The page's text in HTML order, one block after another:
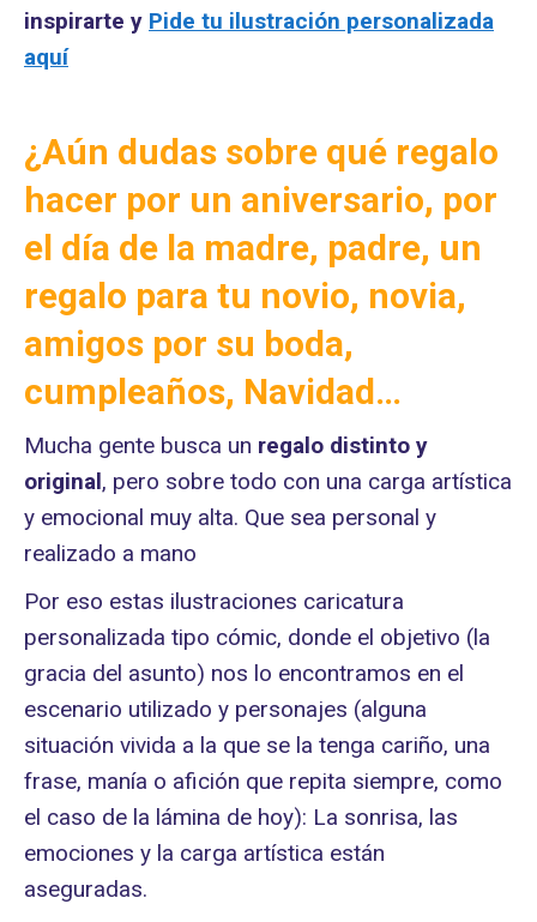
inspirarte y Pide tu ilustración personalizada
aquí
¿Aún dudas sobre qué regalo
hacer por un aniversario, por
el día de la madre, padre, un
regalo para tu novio, novia,
amigos por su boda,
cumpleaños, Navidad…
Mucha gente busca un regalo distinto y
original, pero sobre todo con una carga artística
y emocional muy alta. Que sea personal y
realizado a mano
Por eso estas ilustraciones caricatura
personalizada tipo cómic, donde el objetivo (la
gracia del asunto) nos lo encontramos en el
escenario utilizado y personajes (alguna
situación vivida a la que se la tenga cariño, una
frase, manía o afición que repita siempre, como
el caso de la lámina de hoy): La sonrisa, las
emociones y la carga artística están
aseguradas.